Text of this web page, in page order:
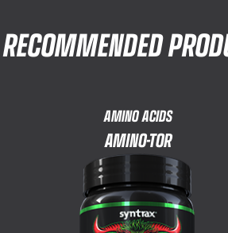
RECOMMENDED
AMINO ACIDS
AMINO-TOR